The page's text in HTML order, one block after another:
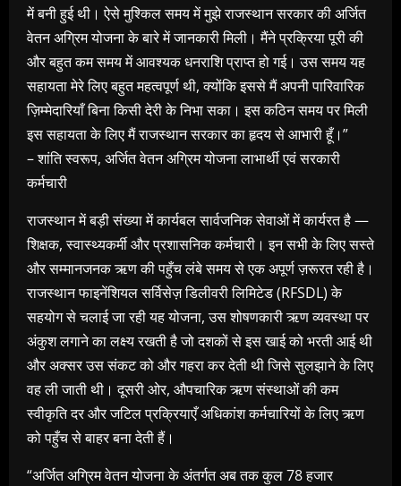
में बनी हुई थी। ऐसे मुश्किल समय में मुझे राजस्थान सरकार की अर्जित
वेतन अग्रिम योजना के बारे में जानकारी मिली। मैंने प्रक्रिया पूरी की
और बहुत कम समय में आवश्यक धनराशि प्राप्त हो गई। उस समय यह
सहायता मेरे लिए बहुत महत्वपूर्ण थी, क्योंकि इससे मैं अपनी पारिवारिक
ज़िम्मेदारियाँ बिना किसी देरी के निभा सका। इस कठिन समय पर मिली
इस सहायता के लिए मैं राजस्थान सरकार का हृदय से आभारी हूँ।”
– शांति स्वरूप, अर्जित वेतन अग्रिम योजना लाभार्थी एवं सरकारी
कर्मचारी
राजस्थान में बड़ी संख्या में कार्यबल सार्वजनिक सेवाओं में कार्यरत है —
शिक्षक, स्वास्थ्यकर्मी और प्रशासनिक कर्मचारी। इन सभी के लिए सस्ते
और सम्मानजनक ऋण की पहुँच लंबे समय से एक अपूर्ण ज़रूरत रही है।
राजस्थान फाइनेंशियल सर्विसेज़ डिलीवरी लिमिटेड (RFSDL) के
सहयोग से चलाई जा रही यह योजना, उस शोषणकारी ऋण व्यवस्था पर
अंकुश लगाने का लक्ष्य रखती है जो दशकों से इस खाई को भरती आई थी
और अक्सर उस संकट को और गहरा कर देती थी जिसे सुलझाने के लिए
वह ली जाती थी। दूसरी ओर, औपचारिक ऋण संस्थाओं की कम
स्वीकृति दर और जटिल प्रक्रियाएँ अधिकांश कर्मचारियों के लिए ऋण
को पहुँच से बाहर बना देती हैं।
“अर्जित अग्रिम वेतन योजना के अंतर्गत अब तक कुल 78 हजार